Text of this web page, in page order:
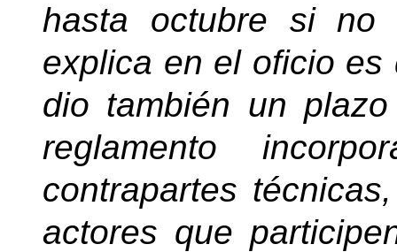
hasta octubre si
explica en el oficio
dio también un
reglamento
contrapartes
actores que